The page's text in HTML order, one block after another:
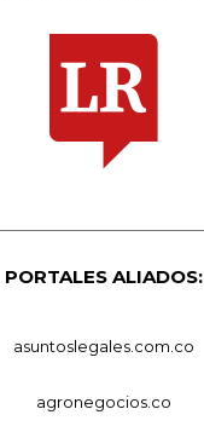
PORTALES ALIADOS:
asuntoslegales.com.co
agronegocios.co